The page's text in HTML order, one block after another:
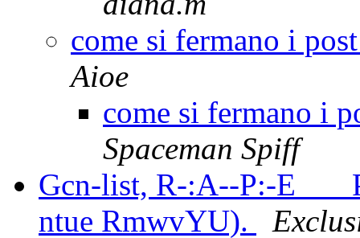
come si fermano i
Aioe
come si fermano i
Spaceman Spiff
Gcn-list, R-:A--P:-E___
ntue RmwvYU).